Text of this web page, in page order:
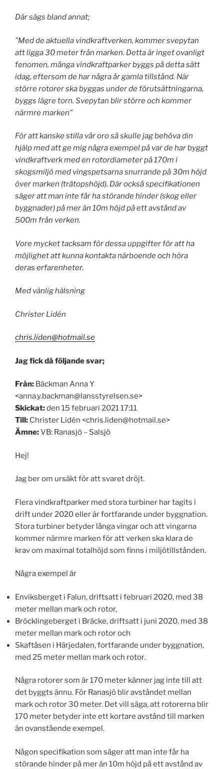
Där sägs bland annat;
”Med de aktuella vindkraftverken, kommer svepytan
att ligga 30 meter från marken. Detta är inget ovanligt
fenomen, många vindkraftparker byggs på detta sätt
idag, eftersom de har några år gamla tillstånd. När
större rotorer ska byggas under de förutsättningarna,
byggs lägre torn. Svepytan blir större och kommer
närmre marken”
För att kanske stilla vår oro så skulle jag behöva din
hjälp med att ge mig några exempel på var de har byggt
vindkraftverk med en rotordiameter på 170m i
skogsmiljö med vingspetsarna snurrande på 30m höjd
över marken (trätopshöjd). Där också specifikationen
säger att man inte får ha störande hinder (skog eller
byggnader) på mer än 10m höjd på ett avstånd av
500m från verken.
Vore mycket tacksam för dessa uppgifter för att ha
möjlighet att kunna kontakta närboende och höra
deras erfarenheter.
Med vänlig hälsning
Christer Lidén
chris.liden@hotmail.se
Jag fick då följande svar;
Från: Bäckman Anna Y
<anna.y.backman@lansstyrelsen.se>
Skickat:den 15 februari 2021 17:11
Till: Christer Lidén <chris.liden@hotmail.se>
Ämne:VB: Ranasjö – Salsjö
Hej!
Jag ber om ursäkt för att svaret dröjt.
Flera vindkraftparker med stora turbiner har tagits i
drift under 2020 eller är fortfarande under byggnation.
Stora turbiner betyder långa vingar och att vingarna
kommer närmre marken för att verken ska klara de
krav om maximal totalhöjd som finns i miljötillstånden.
Några exempel är
Enviksberget i Falun, driftsatt i februari 2020, med 38
meter mellan mark och rotor,
Bröcklingeberget i Bräcke, driftsatt i juni 2020, med 38
meter mellan mark och rotor och
Skaftåsen i Härjedalen, fortfarande under byggnation,
med 25 meter mellan mark och rotor.
Några rotorer som är 170 meter känner jag inte till att
det byggts ännu. För Ranasjö blir avståndet mellan
mark och rotor 30 meter. Det vill säga, att rotorerna blir
170 meter betyder inte ett kortare avstånd till marken
än ovanstående exempel.
Någon specifikation som säger att man inte får ha
störande hinder på mer än 10m höjd på ett avstånd av